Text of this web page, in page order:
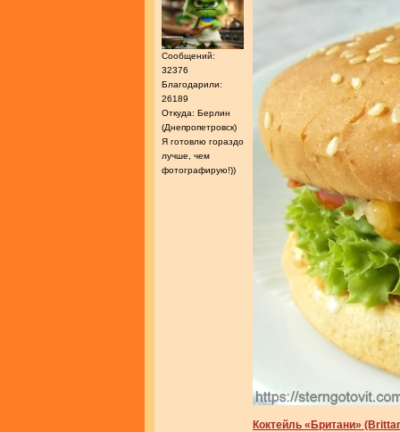
Сообщений:
32376
Благодарили:
26189
Откуда: Берлин
(Днепропетровск)
Я готовлю гораздо
лучше, чем
фотографирую!))
Коктейль «Британи»